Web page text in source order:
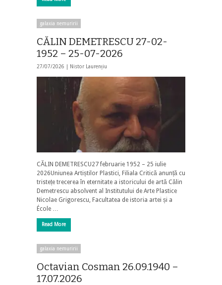
galaxia nemuririi
CĂLIN DEMETRESCU 27-02-
1952 – 25-07-2026
27/07/2026 | Nistor Laurențiu
CĂLIN DEMETRESCU27 februarie 1952 – 25 iulie
2026Uniunea Artiștilor Plastici, Filiala Critică anunță cu
tristețe trecerea în eternitate a istoricului de artă Călin
Demetrescu absolvent al Institutului de Arte Plastice
Nicolae Grigorescu, Facultatea de istoria artei și a
École …
Read More
galaxia nemuririi
Octavian Cosman 26.09.1940 –
17.07.2026